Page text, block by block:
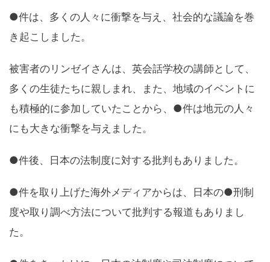
●件は、多くの人々に衝撃を与え、社会的な議論を巻
き起こしました。
被害者のリンゼイさんは、英会話学校の講師として、
多くの生徒たちに親しまれ、また、地域のイベントに
も積極的に参加していたことから、●件は地元の人々
にも大きな衝撃を与えました。
●件後、日本の法制度に対する批判もありました。
●件を取り上げた海外メディアからは、日本の●刑制
度や取り調べ方法について批判する報道もありまし
た。